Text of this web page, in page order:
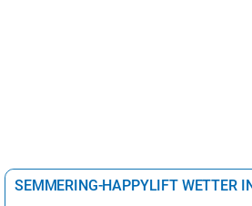
SEMMERING-HAPPYLIFT WETTER